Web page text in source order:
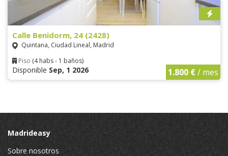
Calle Benidorm, 24 (2428)
Quintana, Ciudad Lineal, Madrid
Piso (4 habs - 1 baños)
Disponible Sep, 1 2026 1.800 €/ mes
Madrideasy
Sobre nosotros